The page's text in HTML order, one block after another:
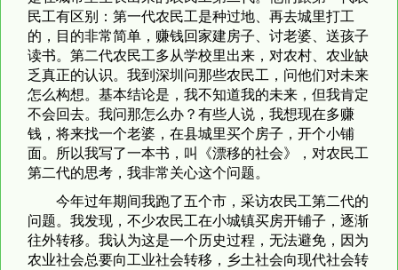
民工有区别：第一代农民工是种过地、再去城里打工
的，目的非常简单，赚钱回家建房子、讨老婆、送孩子
读书。第二代农民工多从学校里出来，对农村、农业缺
乏真正的认识。我到深圳问那些农民工，问他们对未来
怎么构想。基本结论是，我不知道我的未来，但我肯定
不会回去。我问那怎么办？有些人说，我想现在多赚
钱，将来找一个老婆，在县城里买个房子，开个小铺
面。所以我写了一本书，叫《漂移的社会》，对农民工
第二代的思考，我非常关心这个问题。
今年过年期间我跑了五个市，采访农民工第二代的
问题。我发现，不少农民工在小城镇买房开铺子，逐渐
往外转移。我认为这是一个历史过程，无法避免，因为
农业社会总要向工业社会转移，乡土社会向现代社会转